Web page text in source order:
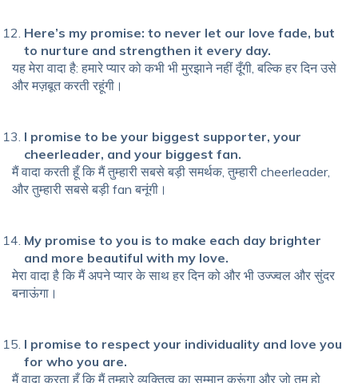
Here’s my promise: to never let our love fade, but
to nurture and strengthen it every day.
यह मेरा वादा है: हमारे प्यार को कभी भी मुरझाने नहीं दूँगी, बल्कि हर दिन उसे
और मज़बूत करती रहूंगी।
I promise to be your biggest supporter, your
cheerleader, and your biggest fan.
मैं वादा करती हूँ कि मैं तुम्हारी सबसे बड़ी समर्थक, तुम्हारी cheerleader,
और तुम्हारी सबसे बड़ी fan बनूंगी।
My promise to you is to make each day brighter
and more beautiful with my love.
मेरा वादा है कि मैं अपने प्यार के साथ हर दिन को और भी उज्ज्वल और सुंदर
बनाऊंगा।
I promise to respect your individuality and love you
for who you are.
मैं वादा करता हूँ कि मैं तुम्हारे व्यक्तित्व का सम्मान करूंगा और जो तुम हो